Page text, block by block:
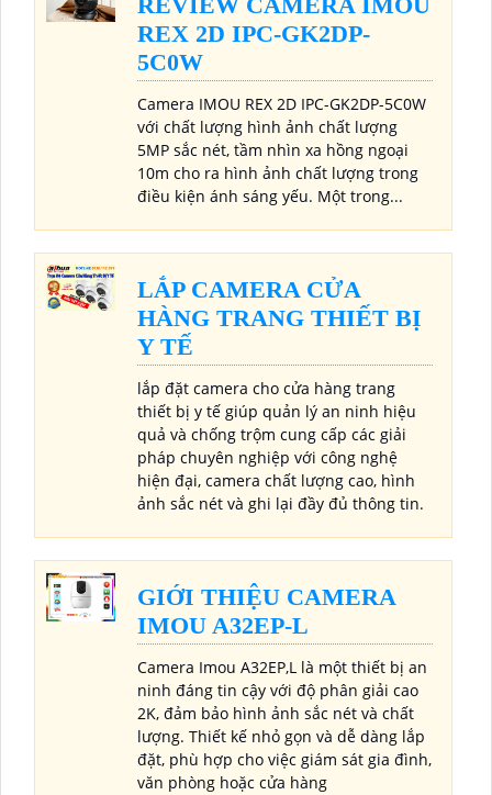
REX 2D IPC-GK2DP-
5C0W
Camera IMOU REX 2D IPC-GK2DP-5C0W
với chất lượng hình ảnh chất lượng
5MP sắc nét, tầm nhìn xa hồng ngoại
10m cho ra hình ảnh chất lượng trong
điều kiện ánh sáng yếu. Một trong...
LẮP CAMERA CỬA
HÀNG TRANG THIẾT BỊ
Y TẾ
lắp đặt camera cho cửa hàng trang
thiết bị y tế giúp quản lý an ninh hiệu
quả và chống trộm cung cấp các giải
pháp chuyên nghiệp với công nghệ
hiện đại, camera chất lượng cao, hình
ảnh sắc nét và ghi lại đầy đủ thông tin.
GIỚI THIỆU CAMERA
IMOU A32EP-L
Camera Imou A32EP,L là một thiết bị an
ninh đáng tin cậy với độ phân giải cao
2K, đảm bảo hình ảnh sắc nét và chất
lượng. Thiết kế nhỏ gọn và dễ dàng lắp
đặt, phù hợp cho việc giám sát gia đình,
văn phòng hoặc cửa hàng